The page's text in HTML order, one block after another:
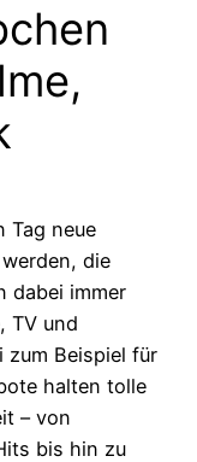
Tag neue
die
dabei immer
TV und
zum Beispiel für
halten tolle
– von
bis hin zu